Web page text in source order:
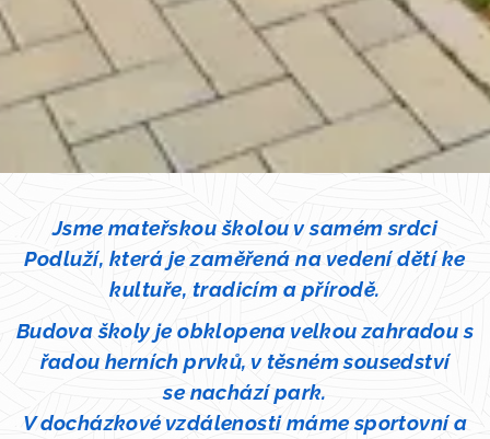
Jsme mateřskou školou v samém srdci
Podluží, která je zaměřená na vedení dětí ke
kultuře, tradicím a přírodě.
Budova školy je obklopena velkou zahradou s
řadou herních prvků, v těsném sousedství
se nachází park.
V docházkové vzdálenosti máme sportovní a